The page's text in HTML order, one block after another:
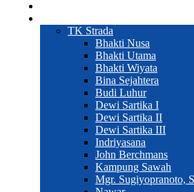
TK Strada
Bhakti Nusa
Bhakti Utama
Bhakti Wiyata
Bina Sejahtera
Budi Luhur
Dewi Sartika I
Dewi Sartika II
Dewi Sartika III
Indriyasana
John Berchmans
Kampung Sawah
Mgr. Sugiyopranoto,